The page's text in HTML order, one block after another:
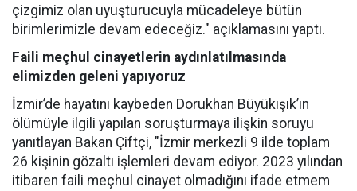
çizgimiz olan uyuşturucuyla mücadeleye bütün
birimlerimizle devam edeceğiz." açıklamasını yaptı.
Faili meçhul cinayetlerin aydınlatılmasında
elimizden geleni yapıyoruz
İzmir’de hayatını kaybeden Dorukhan Büyükışık’ın
ölümüyle ilgili yapılan soruşturmaya ilişkin soruyu
yanıtlayan Bakan Çiftçi, "İzmir merkezli 9 ilde toplam
26 kişinin gözaltı işlemleri devam ediyor. 2023 yılından
itibaren faili meçhul cinayet olmadığını ifade etmem